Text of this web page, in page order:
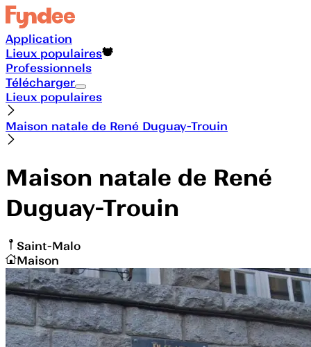
Application
Lieux populaires
Professionnels
Télécharger
Lieux populaires
Maison natale de René Duguay-Trouin
Maison natale de René
Duguay-Trouin
Saint-Malo
Maison